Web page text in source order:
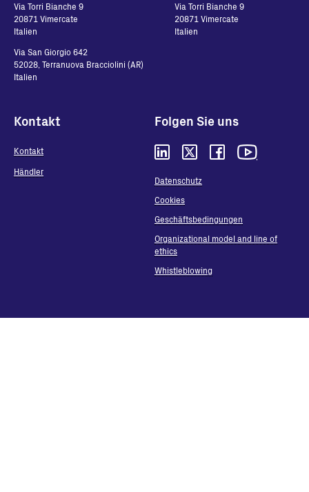
Via Torri Bianche 9
20871 Vimercate
Italien
Via San Giorgio 642
52028, Terranuova Bracciolini (AR)
Italien
Via Torri Bianche 9
20871 Vimercate
Italien
Kontakt
Kontakt
Händler
Folgen Sie uns
Datenschutz
Cookies
Geschäftsbedingungen
Organizational model and line of
ethics
Whistleblowing